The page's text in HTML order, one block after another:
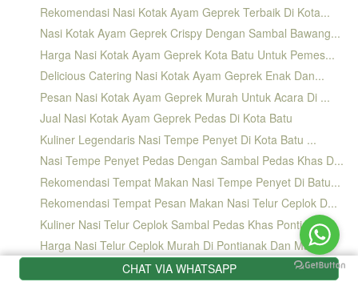
CHAT VIA WHATSAPP
Rekomendasi Nasi Kotak Ayam Geprek Terbaik Di Kota...
Nasi Kotak Ayam Geprek Crispy Dengan Sambal Bawang...
Harga Nasi Kotak Ayam Geprek Kota Batu Untuk Pemes...
Delicious Catering Nasi Kotak Ayam Geprek Enak Dan...
Pesan Nasi Kotak Ayam Geprek Murah Untuk Acara Di ...
Jual Nasi Kotak Ayam Geprek Pedas Di Kota Batu
Kuliner Legendaris Nasi Tempe Penyet Di Kota Batu ...
Nasi Tempe Penyet Pedas Dengan Sambal Pedas Khas D...
Rekomendasi Tempat Makan Nasi Tempe Penyet Di Batu...
Rekomendasi Tempat Pesan Makan Nasi Telur Ceplok D...
Kuliner Nasi Telur Ceplok Sambal Pedas Khas Pontia...
Harga Nasi Telur Ceplok Murah Di Pontianak Dan Malang
Harga Paket Nasi Kotak Ulang Tahun Anak Di Kota Ba...